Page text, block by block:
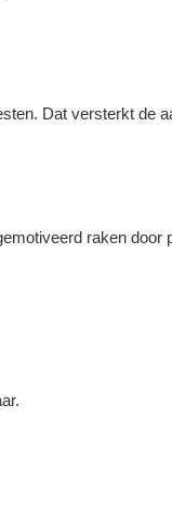
Dat versterkt de
raken